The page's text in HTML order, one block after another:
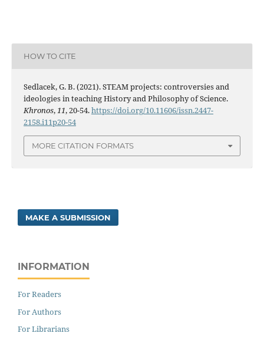
HOW TO CITE
Sedlacek, G. B. (2021). STEAM projects: controversies and
ideologies in teaching History and Philosophy of Science.
Khronos,11, 20-54.https://doi.org/10.11606/issn.2447-
2158.i11p20-54
MORE CITATION FORMATS
MAKE A SUBMISSION
INFORMATION
For Readers
For Authors
For Librarians